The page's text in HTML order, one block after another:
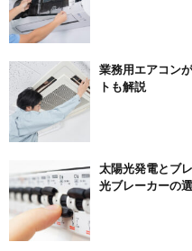
業務用エアコン
トも解説
太陽光発電とブ
光ブレーカーの